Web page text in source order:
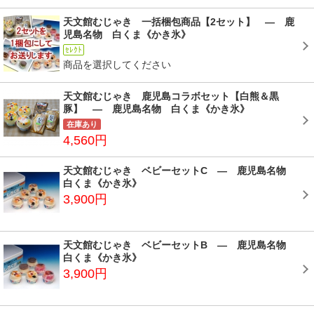
天文館むじゃき 一括梱包商品【2セット】 ― 鹿
児島名物 白くま《かき氷》
ｾﾚｸﾄ
商品を選択してください
天文館むじゃき 鹿児島コラボセット【白熊＆黒
豚】 ― 鹿児島名物 白くま《かき氷》
在庫あり
4,560円
天文館むじゃき ベビーセットC ― 鹿児島名物
白くま《かき氷》
3,900円
天文館むじゃき ベビーセットB ― 鹿児島名物
白くま《かき氷》
3,900円